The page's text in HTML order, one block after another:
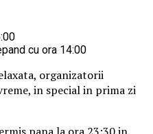
cu ora 14:00
organizatorii
in special in prima zi